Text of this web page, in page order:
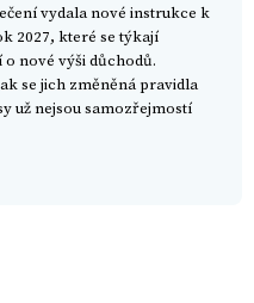
vydala nové instrukce k
2027, které se týkají
nové výši důchodů.
se jich změněná pravidla
už nejsou samozřejmostí